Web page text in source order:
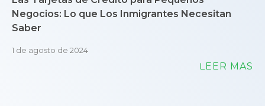
Negocios: Lo que Los Inmigrantes Necesitan
Saber
1 de agosto de 2024
LEER MÁS